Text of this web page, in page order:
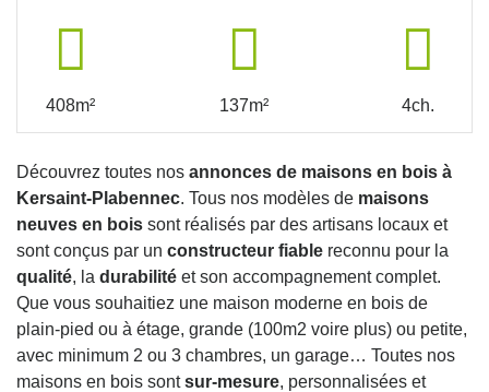
408m² 137m² 4ch.
Découvrez toutes nos annonces de maisons en bois à
Kersaint-Plabennec. Tous nos modèles de maisons
neuves en bois sont réalisés par des artisans locaux et
sont conçus par un constructeur fiable reconnu pour la
qualité, la durabilité et son accompagnement complet.
Que vous souhaitiez une maison moderne en bois de
plain-pied ou à étage, grande (100m2 voire plus) ou petite,
avec minimum 2 ou 3 chambres, un garage… Toutes nos
maisons en bois sontsur-mesure, personnalisées et